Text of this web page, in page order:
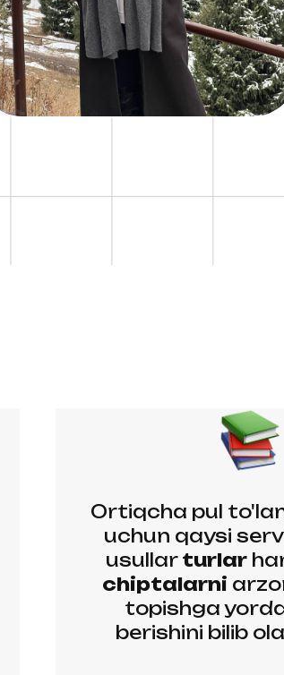
Ortiqcha pul
uchun qaysi
usullar turlar
chiptalarni
topishga
berishini bilib